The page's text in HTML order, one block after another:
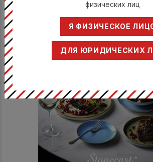
физических лиц
Я ФИЗИЧЕСКОЕ
ДЛЯ ЮРИДИЧЕСКИХ